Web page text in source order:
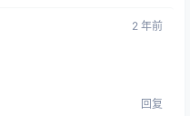
2 年前
回复